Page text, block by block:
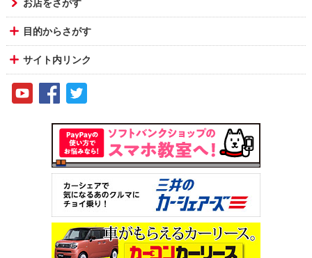
お店をさがす
目的からさがす
サイト内リンク